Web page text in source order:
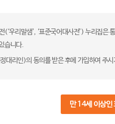
(‘우리말샘’, ‘표준국어대사전’) 누리집
습니다.
대리인)의 동의를 받은 후에 가입하여 주
만 14세 이상인